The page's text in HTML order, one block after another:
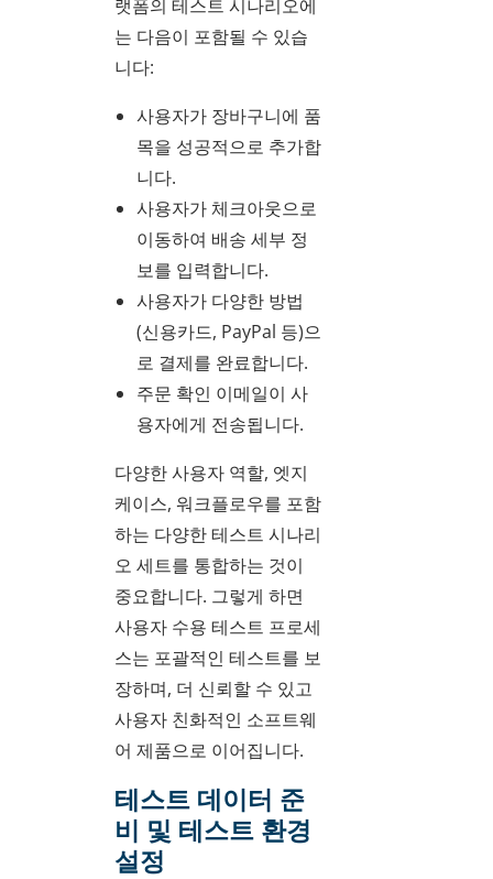
랫폼의 테스트 시나리오에
는 다음이 포함될 수 있습
니다:
사용자가 장바구니에 품
목을 성공적으로 추가합
니다.
사용자가 체크아웃으로
이동하여 배송 세부 정
보를 입력합니다.
사용자가 다양한 방법
(신용카드, PayPal 등)으
로 결제를 완료합니다.
주문 확인 이메일이 사
용자에게 전송됩니다.
다양한 사용자 역할, 엣지
케이스, 워크플로우를 포함
하는 다양한 테스트 시나리
오 세트를 통합하는 것이
중요합니다. 그렇게 하면
사용자 수용 테스트 프로세
스는 포괄적인 테스트를 보
장하며, 더 신뢰할 수 있고
사용자 친화적인 소프트웨
어 제품으로 이어집니다.
테스트 데이터 준
비 및 테스트 환경
설정